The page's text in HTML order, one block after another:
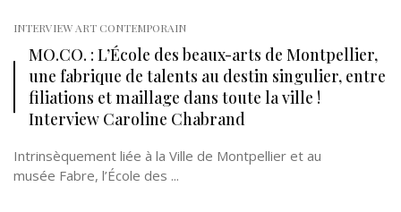
INTERVIEW ART CONTEMPORAIN
MO.CO. : L’École des beaux-arts de Montpellier,
une fabrique de talents au destin singulier, entre
filiations et maillage dans toute la ville !
Interview Caroline Chabrand
Intrinsèquement liée à la Ville de Montpellier et au
musée Fabre, l’École des ...